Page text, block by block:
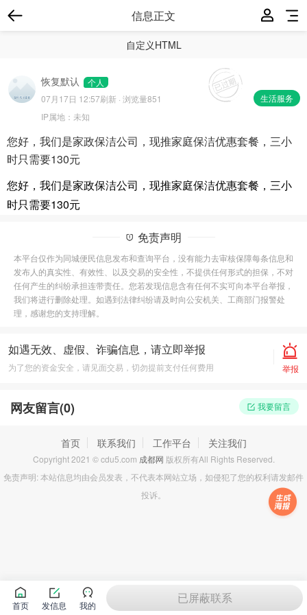
信息正文
自定义HTML
恢复默认
个人
生活服务
07月17日 12:57刷新 · 浏览量851
IP属地： 未知
您好，我们是家政保洁公司，现推家庭保洁优惠套餐，三小
时只需要130元
您好，我们是家政保洁公司，现推家庭保洁优惠套餐，三小
时只需要130元
免责声明
本平台仅作为同城便民信息发布和查询平台，没有能力去审核保障每条信息和
发布人的真实性、有效性、以及交易的安全性，不提供任何形式的担保，不对
任何产生的纠纷承担连带责任。您若发现信息含有任何不实可向本平台举报，
我们将进行删除处理。如遇到法律纠纷请及时向公安机关、工商部门报警处
理，感谢您的支持理解。
如遇无效、虚假、诈骗信息，请立即举报
为了您的资金安全，请见面交易，切勿提前支付任何费用 举报
网友留言(0) 我要留言
首页 发信息 我的 已屏蔽联系
首页 联系我们 工作平台 关注我们
Copyright 2021 © cdu5.com 成都网 版权所有All Rights Reserved.
免责声明: 本站信息均由会员发表，不代表本网站立场，如侵犯了您的权利请发邮件
投诉。